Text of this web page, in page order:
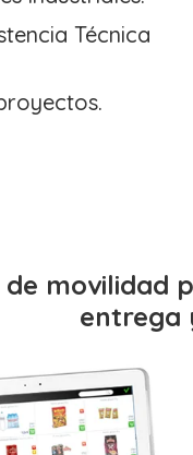
Técnica
de movilidad
entrega